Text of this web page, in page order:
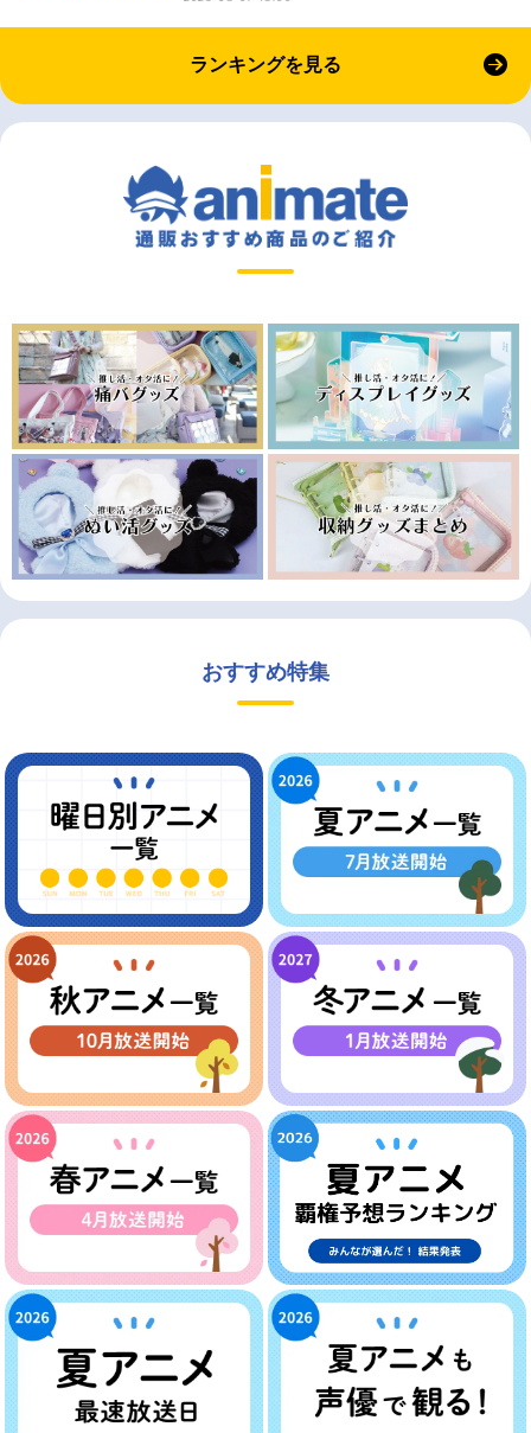
ランキングを見る
おすすめ特集